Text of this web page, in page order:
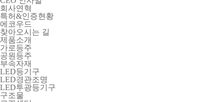
회사연혁
특허&인증현황
에코우드
찾아오시는 길
제품소개
가로등주
공원등주
부속자재
LED등기구
LED경관조명
LED투광등기구
구조물